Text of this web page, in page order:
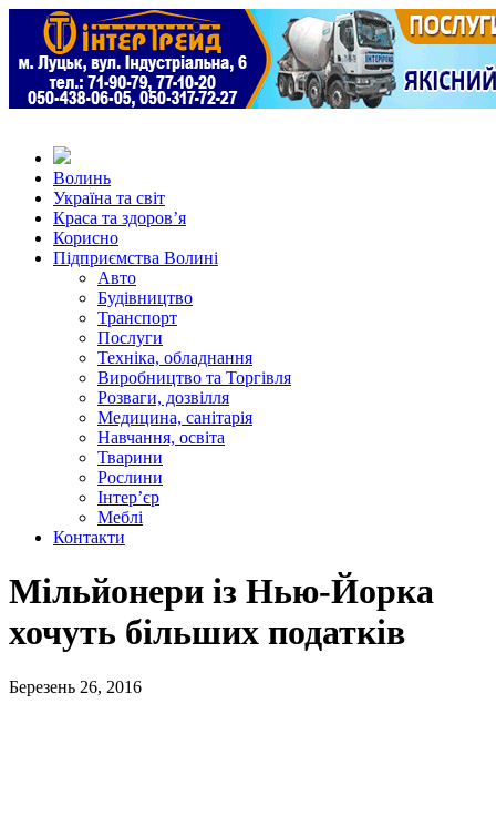
Волинь
Україна та світ
Краса та здоров’я
Корисно
Підприємства Волині
Авто
Будівництво
Транспорт
Послуги
Техніка, обладнання
Виробництво та Торгівля
Розваги, дозвілля
Медицина, санітарія
Навчання, освіта
Тварини
Рослини
Інтер’єр
Меблі
Контакти
Мільйонери із Нью-Йорка
хочуть більших податків
Березень 26, 2016